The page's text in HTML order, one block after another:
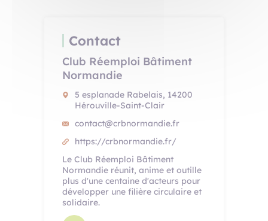
Contact
Club Réemploi Bâtiment
Normandie
5 esplanade Rabelais, 14200
Hérouville-Saint-Clair
contact@crbnormandie.fr
https://crbnormandie.fr/
Le Club Réemploi Bâtiment
Normandie réunit, anime et outille
plus d'une centaine d'acteurs pour
développer une filière circulaire et
solidaire.